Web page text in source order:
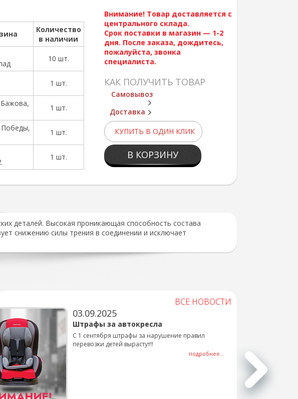
Внимание! Товар доставляется с
центрального склада.
Срок поставки в магазин — 1-2
дня. После заказа, дождитесь,
пожалуйста, звонка
специалиста.
КАК ПОЛУЧИТЬ ТОВАР
Самовывоз
Доставка
КУПИТЬ В ОДИН КЛИК
В КОРЗИНУ
Количество
в наличии
10 шт.
1 шт.
Бажова,
1 шт.
Победы,
1 шт.
1 шт.
деталей. Высокая проникающая способность состава
снижению силы трения в соединении и исключает
ВСЕ НОВОСТИ
03.09.2025
Штрафы за автокресла
С 1 сентября штрафы за нарушение правил
перевозки детей вырастут!!
подробнее...